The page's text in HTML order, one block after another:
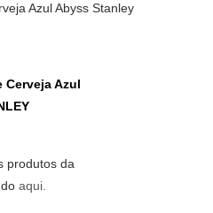
Azul Abyss Stanley
Cerveja Azul
produtos da
aqui.